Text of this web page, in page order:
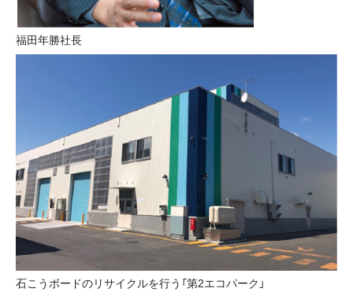
福田年勝社長
石こうボードのリサイクルを行う「第2エコパーク」